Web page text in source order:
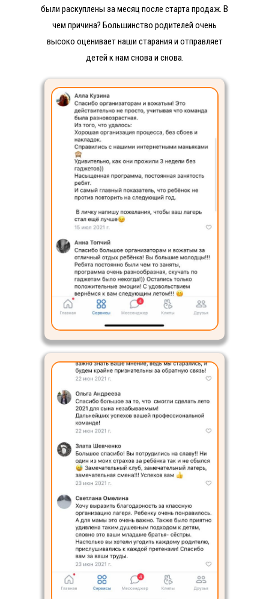
были раскуплены за месяц после старта продаж. В
чем причина? Большинство родителей очень
высоко оценивает наши старания и отправляет
детей к нам снова и снова.